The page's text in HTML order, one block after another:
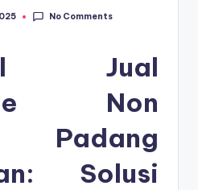
No Comments
Jual
Non
Padang
Solusi